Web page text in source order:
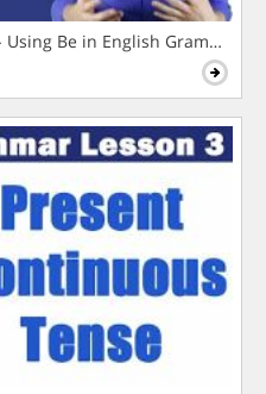
Using Be in English Grammar